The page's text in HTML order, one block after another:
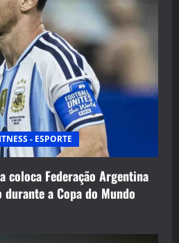
- ESPORTE
coloca Federação Argentina
a Copa do Mundo